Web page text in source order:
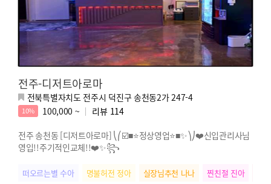
전주-디저트아로마
전북특별자치도 전주시 덕진구 송천동2가 247-4
10% 100,000 ~ 리뷰 114
전주 송천동 [디저트아로마] ⎝⎛☑️■⭐정상영업⭐■✨⎞⎠❤️신입관리사님
영입!!주기적인교체!!❤️✨꧂
떠오르는별 수아 명불허전 정아 실장님추천 나나 찐친절 진아